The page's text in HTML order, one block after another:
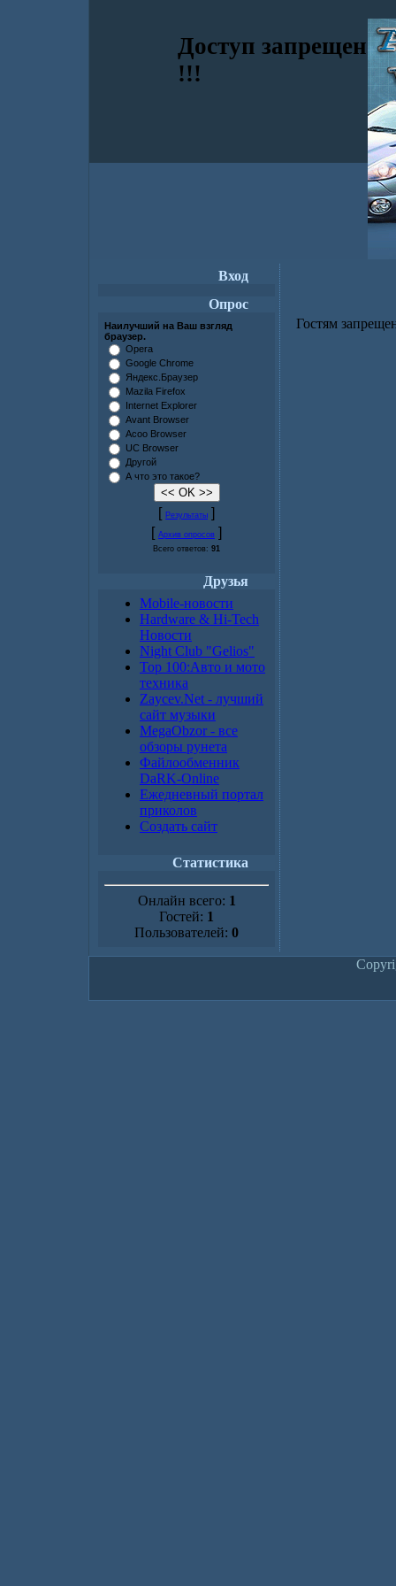
Доступ запрещен
!!!
Вход
Опрос
Наилучший на Ваш взгляд
браузер.
Opera
Google Chrome
Яндекс.Браузер
Mazila Firefox
Internet Explorer
Avant Browser
Acoo Browser
UC Browser
Другой
А что это такое?
[ Результаты ]
[ Архив опросов ]
Всего ответов: 91
Друзья
Mobile-новости
Hardware & Hi-Tech
Новости
Night Club "Gelios"
Top 100:Авто и мото
техника
Zaycev.Net - лучший
сайт музыки
MegaObzor - все
обзоры рунета
Файлообменник
DaRK-Online
Ежедневный портал
приколов
Создать сайт
Статистика
Онлайн всего: 1
Гостей: 1
Пользователей: 0
Гостям